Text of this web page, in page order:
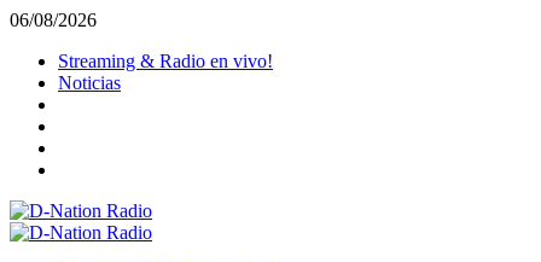
Saltar
contenido
06/08/2026
Streaming & Radio en vivo!
Noticias
Menú